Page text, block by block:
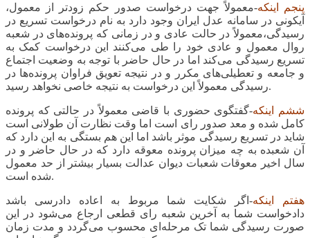
پنجم اینکه-معمولاً جهت درخواست صدور حکم زودتر از معمول،
آیکونی در سامانه عدل ایران وجود دارد به نام درخواست تسریع در
رسیدگی،معمولاً در حالت عادی و در زمانی که پرونده‌های در شعبه
روال معمول و عادی خود را طی می‌کنند این درخواست کمک به
تسریع رسیدگی می‌کند اما در حال حاضر با توجه به وضعیت اجتماع
و جامعه و تعطیلی‌های مکرر و در نتیجه تعویق فراوان پرونده‌ها در
رسیدگی معمولاً این درخواست به نتیجه خاصی نخواهد رسید.
ششم اینکه-گفتگوی حضوری با قاضی معمولاً در حالتی که پرونده
کامل شده و معد صدور رای است اما وقت نظارت آن طولانی است
شاید در تسریع رسیدگی موثر باشد اما این هم بستگی به این دارد که
آن شعبده به چه میزان پرونده معوقه دارد که در حال حاضر و در
سال اخیر معوقات شعبات دیوان عدالت بسیار بیشتر از حد معمول
شده است.
هفتم اینکه-اگر شکایت شما مربوط به اعاده دادرسی باشد
دادخواست شما به آخرین شعبه رای قطعی ارجاع می‌شود در این
صورت رسیدگی شما تک مرحله‌ای محسوب می‌گردد و مدت زمان